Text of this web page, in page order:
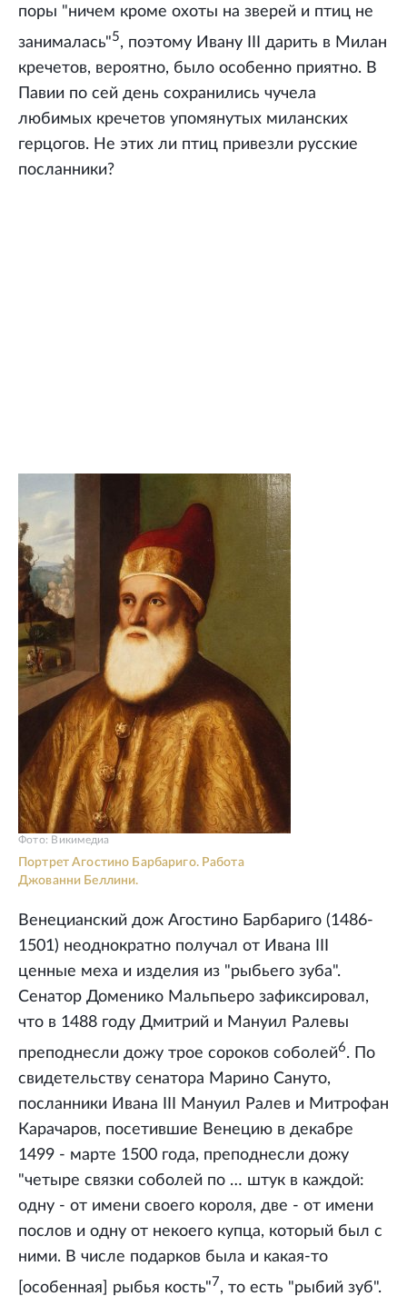
поры "ничем кроме охоты на зверей и птиц не
занималась"5, поэтому Ивану III дарить в Милан
кречетов, вероятно, было особенно приятно. В
Павии по сей день сохранились чучела
любимых кречетов упомянутых миланских
герцогов. Не этих ли птиц привезли русские
посланники?
Портрет Агостино Барбариго. Работа
Джованни Беллини.
Фото: Викимедиа
Венецианский дож Агостино Барбариго (1486-
1501) неоднократно получал от Ивана III
ценные меха и изделия из "рыбьего зуба".
Сенатор Доменико Мальпьеро зафиксировал,
что в 1488 году Дмитрий и Мануил Ралевы
преподнесли дожу трое сороков соболей6. По
свидетельству сенатора Марино Сануто,
посланники Ивана III Мануил Ралев и Митрофан
Карачаров, посетившие Венецию в декабре
1499 - марте 1500 года, преподнесли дожу
"четыре связки соболей по … штук в каждой:
одну - от имени своего короля, две - от имени
послов и одну от некоего купца, который был с
ними. В числе подарков была и какая-то
[особенная] рыбья кость"7, то есть "рыбий зуб".